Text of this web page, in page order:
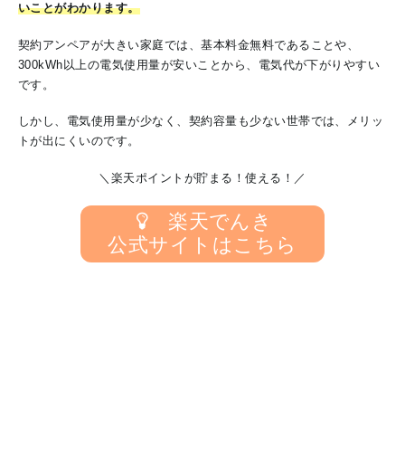
いことがわかります。
契約アンペアが大きい家庭では、基本料金無料であることや、
300kWh以上の電気使用量が安いことから、電気代が下がりやすい
です。
しかし、電気使用量が少なく、契約容量も少ない世帯では、メリッ
トが出にくいのです。
＼楽天ポイントが貯まる！使える！／
楽天でんき
公式サイトはこちら